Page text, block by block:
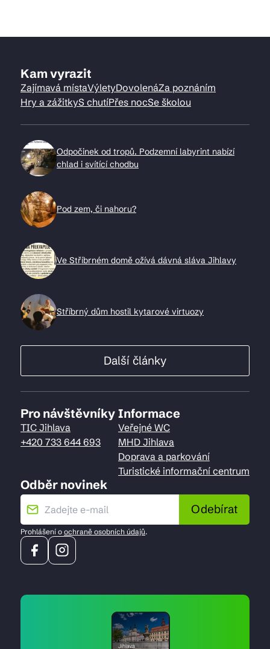
Kam vyrazit
Zajímavá místaVýletyDovolenáZa poznáním
Hry a zážitkyS chutíPřes nocSe školou
Odpočinek od tropů. Podzemní labyrint nabízí
chlad i svítící chodbu
Pod zem, či nahoru?
Ve Stříbrném domě ožívá dávná sláva Jihlavy
Stříbrný dům hostil kytarové virtuozy
Další články
Pro návštěvníky
TIC Jihlava
+420 733 644 693
Informace
Veřejné WC
MHD Jihlava
Doprava a parkování
Turistické informační centrum
Odběr novinek
Odebírat
Prohlášení o ochraně osobních údajů.